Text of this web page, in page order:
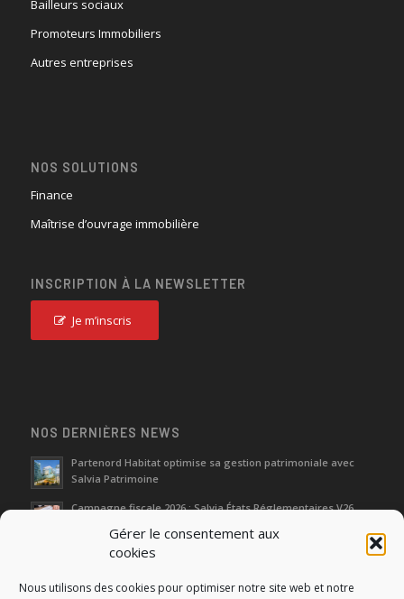
Gérer le consentement aux
cookies
Nous utilisons des cookies pour optimiser notre site web et notre
Bailleurs sociaux
Promoteurs Immobiliers
Autres entreprises
NOS SOLUTIONS
Finance
Maîtrise d’ouvrage immobilière
INSCRIPTION À LA NEWSLETTER
Je m’inscris
NOS DERNIÈRES NEWS
Partenord Habitat optimise sa gestion patrimoniale avec
Salvia Patrimoine
Campagne fiscale 2026 : Salvia États Réglementaires V26
Journées d‘Étude de l’Immobilier 2026